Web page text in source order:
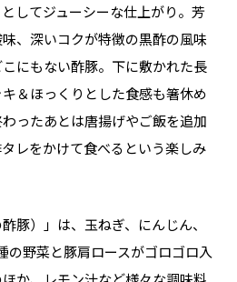
してジューシーな仕上がり。芳
、深いコクが特徴の黒酢の風味
にもない酢豚。下に敷かれた長
＆ほっくりとした食感も箸休め
ったあとは唐揚げやご飯を追加
レをかけて食べるという楽しみ
豚）」は、玉ねぎ、にんじん、
の野菜と豚肩ロースがゴロゴロ入